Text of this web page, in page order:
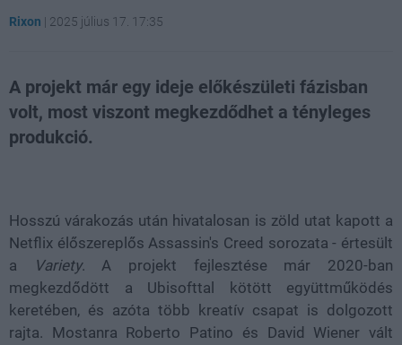
Rixon | 2025 július 17. 17:35
A projekt már egy ideje előkészületi fázisban
volt, most viszont megkezdődhet a tényleges
produkció.
Hosszú várakozás után hivatalosan is zöld utat kapott a
Netflix élőszereplős Assassin's Creed sorozata - értesült
a
Variety. A projekt fejlesztése már 2020-ban
megkezdődött a Ubisofttal kötött együttműködés
keretében, és azóta több kreatív csapat is dolgozott
rajta. Mostanra Roberto Patino és David Wiener vált